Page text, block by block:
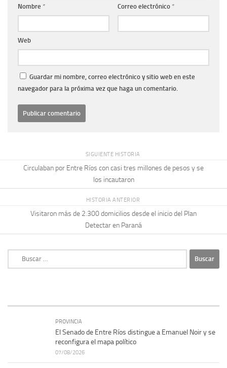
Nombre * Correo electrónico *
Web
Guardar mi nombre, correo electrónico y sitio web en este
navegador para la próxima vez que haga un comentario.
SIGUIENTE HISTORIA
Circulaban por Entre Ríos con casi tres millones de pesos y se
los incautaron
HISTORIA ANTERIOR
Visitaron más de 2.300 domicilios desde el inicio del Plan
Detectar en Paraná
PROVINCIA
El Senado de Entre Ríos distingue a Emanuel Noir y se
reconfigura el mapa político
07/08/2026